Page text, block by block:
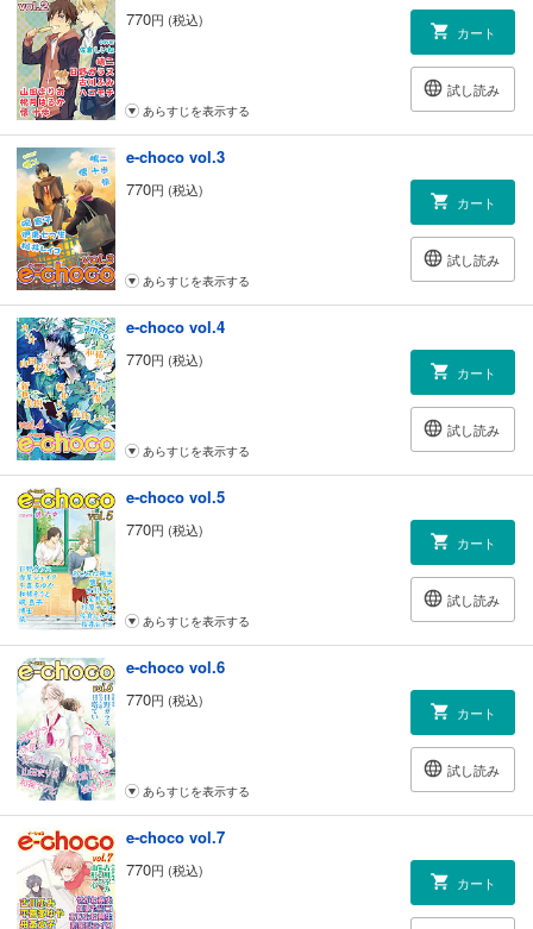
770円 (税込)
カート
試し読み
あらすじを表示する
e-choco vol.3
770円 (税込)
カート
試し読み
あらすじを表示する
e-choco vol.4
770円 (税込)
カート
試し読み
あらすじを表示する
e-choco vol.5
770円 (税込)
カート
試し読み
あらすじを表示する
e-choco vol.6
770円 (税込)
カート
試し読み
あらすじを表示する
e-choco vol.7
770円 (税込)
カート